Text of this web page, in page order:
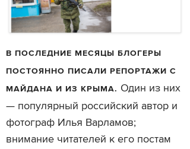
В ПОСЛЕДНИЕ МЕСЯЦЫ БЛОГЕРЫ
ПОСТОЯННО ПИСАЛИ РЕПОРТАЖИ С
МАЙДАНА И ИЗ КРЫМА. Один из них
— популярный российский автор и
фотограф Илья Варламов;
внимание читателей к его постам